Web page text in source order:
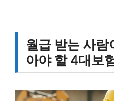
월급 받는 사람
아야 할 4대보